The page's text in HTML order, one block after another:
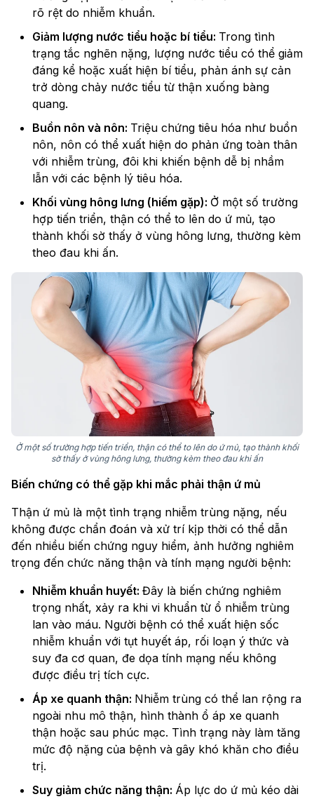
rõ rệt do nhiễm khuẩn.
Giảm lượng nước tiểu hoặc bí tiểu: Trong tình
trạng tắc nghẽn nặng, lượng nước tiểu có thể giảm
đáng kể hoặc xuất hiện bí tiểu, phản ánh sự cản
trở dòng chảy nước tiểu từ thận xuống bàng
quang.
Buồn nôn và nôn: Triệu chứng tiêu hóa như buồn
nôn, nôn có thể xuất hiện do phản ứng toàn thân
với nhiễm trùng, đôi khi khiến bệnh dễ bị nhầm
lẫn với các bệnh lý tiêu hóa.
Khối vùng hông lưng (hiếm gặp): Ở một số trường
hợp tiến triển, thận có thể to lên do ứ mủ, tạo
thành khối sờ thấy ở vùng hông lưng, thường kèm
theo đau khi ấn.
Ở một số trường hợp tiến triển, thận có thể to lên do ứ mủ, tạo thành khối
sờ thấy ở vùng hông lưng, thường kèm theo đau khi ấn
Biến chứng có thể gặp khi mắc phải thận ứ mủ
Thận ứ mủ là một tình trạng nhiễm trùng nặng, nếu
không được chẩn đoán và xử trí kịp thời có thể dẫn
đến nhiều biến chứng nguy hiểm, ảnh hưởng nghiêm
trọng đến chức năng thận và tính mạng người bệnh:
Nhiễm khuẩn huyết: Đây là biến chứng nghiêm
trọng nhất, xảy ra khi vi khuẩn từ ổ nhiễm trùng
lan vào máu. Người bệnh có thể xuất hiện sốc
nhiễm khuẩn với tụt huyết áp, rối loạn ý thức và
suy đa cơ quan, đe dọa tính mạng nếu không
được điều trị tích cực.
Áp xe quanh thận: Nhiễm trùng có thể lan rộng ra
ngoài nhu mô thận, hình thành ổ áp xe quanh
thận hoặc sau phúc mạc. Tình trạng này làm tăng
mức độ nặng của bệnh và gây khó khăn cho điều
trị.
Suy giảm chức năng thận: Áp lực do ứ mủ kéo dài